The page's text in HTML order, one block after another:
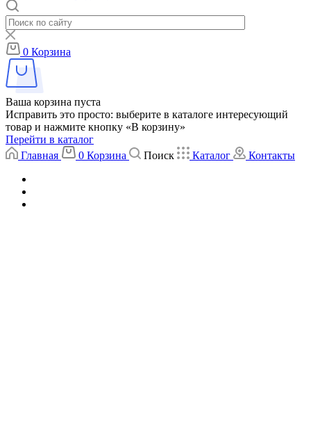
0 Корзина
Ваша корзина пуста
Исправить это просто: выберите в каталоге интересующий
товар и нажмите кнопку «В корзину»
Перейти в каталог
Главная
0 Корзина Поиск Каталог Контакты